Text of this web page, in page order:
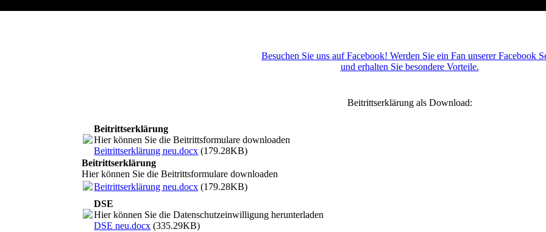
Besuchen Sie uns auf Facebook! Werden Sie ein Fan unserer Facebook
und erhalten Sie besondere Vorteile.
Beitrittserklärung als Download:
Beitrittserklärung
Hier können Sie die Beitrittsformulare downloaden
Beitrittserklärung neu.docx (179.28KB)
Beitrittserklärung
Hier können Sie die Beitrittsformulare downloaden
Beitrittserklärung neu.docx (179.28KB)
DSE
Hier können Sie die Datenschutzeinwilligung herunterladen
DSE neu.docx (335.29KB)